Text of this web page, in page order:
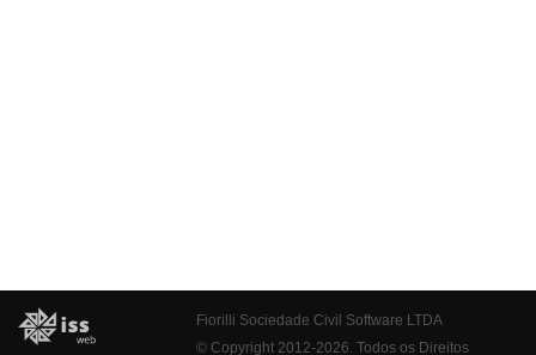
Fiorilli Sociedade Civil Software LTDA
© Copyright 2012-2026. Todos os Direitos